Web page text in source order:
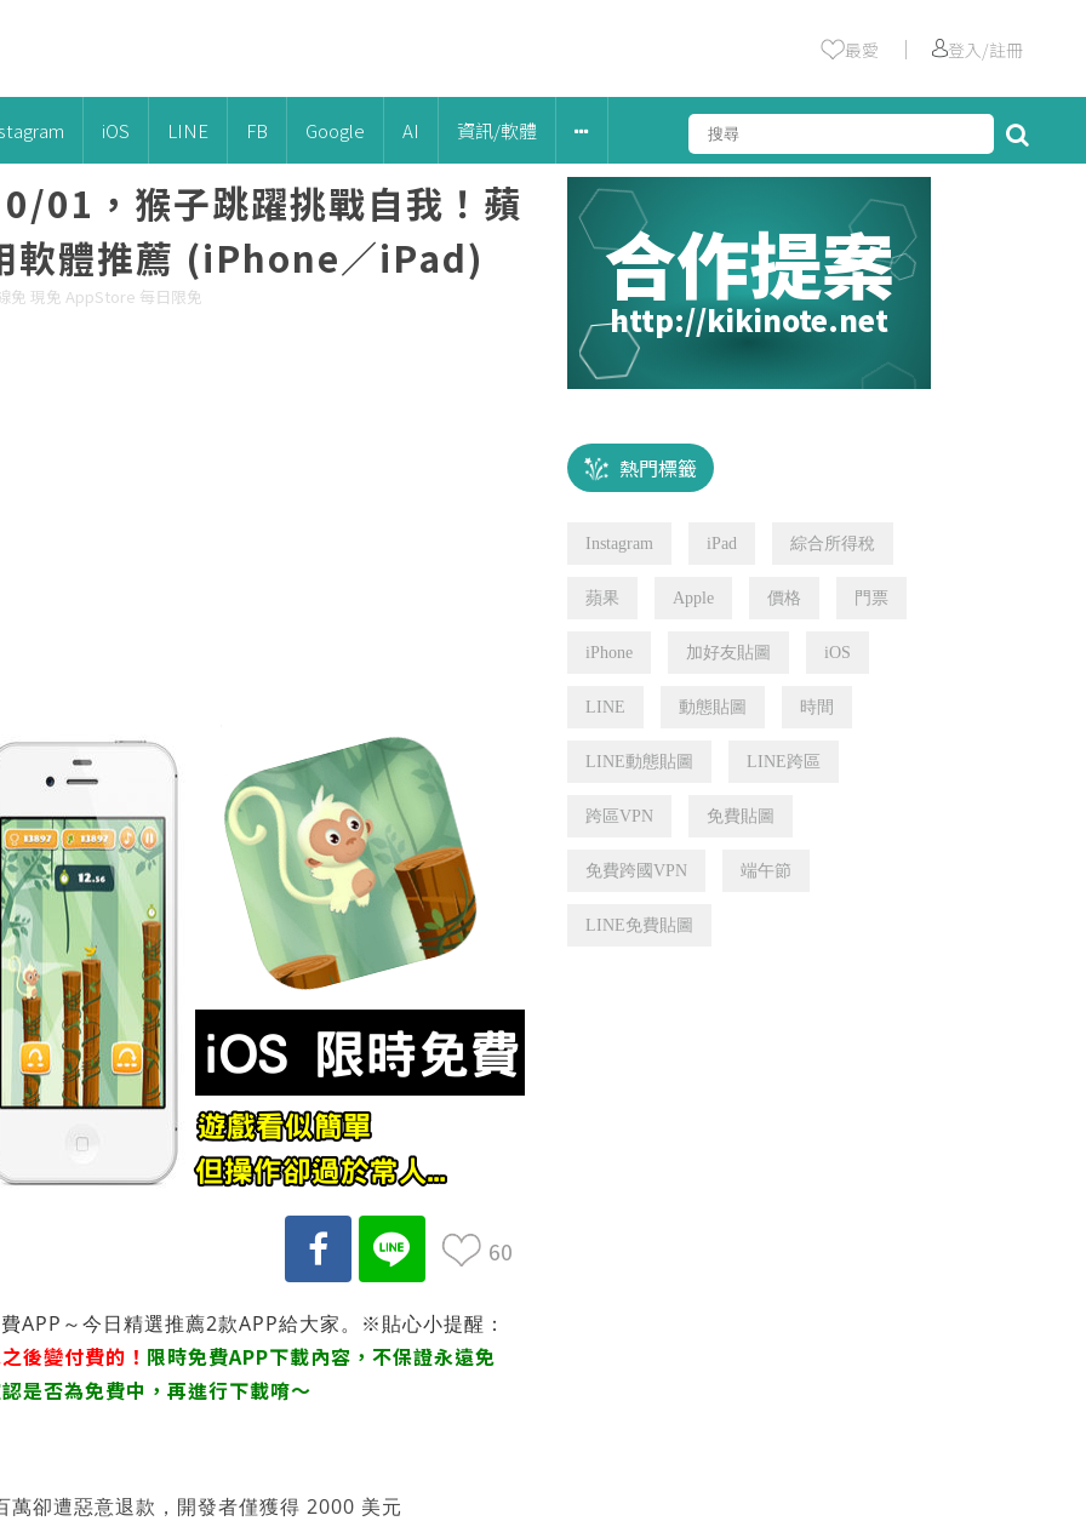
最愛 ｜ 登入/註冊
iOS LINE FB Google AI 資訊/軟體
合作提案
http://kikinote.net
熱門標籤
Instagram iPad 綜合所得稅
蘋果 Apple 價格 門票
iPhone 加好友貼圖 iOS
LINE 動態貼圖 時間
LINE動態貼圖 LINE跨區
跨區VPN 免費貼圖
免費跨國VPN 端午節
LINE免費貼圖
01，猴子跳躍挑戰自我！蘋
軟體推薦 (iPhone／iPad)
免 現免 AppStore 每日限免
60
APP～今日精選推薦2款APP給大家。※貼心小提醒：
後變付費的！ 限時免費APP下載內容，不保證永遠免
是否為免費中，再進行下載唷～
卻遭惡意退款，開發者僅獲得 2000 美元